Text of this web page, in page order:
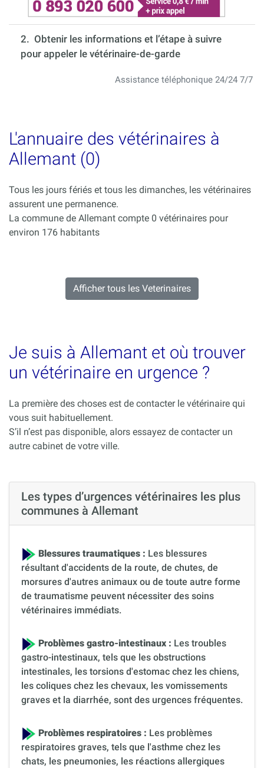
2. Obtenir les informations et l’étape à suivre
pour appeler le vétérinaire-de-garde
Assistance téléphonique 24/24 7/7
L'annuaire des vétérinaires à
Allemant (0)
Tous les jours fériés et tous les dimanches, les vétérinaires
assurent une permanence.
La commune de Allemant compte 0 vétérinaires pour
environ 176 habitants
Afficher tous les Veterinaires
Je suis à Allemant et où trouver
un vétérinaire en urgence ?
La première des choses est de contacter le vétérinaire qui
vous suit habituellement.
S’il n’est pas disponible, alors essayez de contacter un
autre cabinet de votre ville.
Les types d’urgences vétérinaires les plus
communes à Allemant
Blessures traumatiques : Les blessures
résultant d'accidents de la route, de chutes, de
morsures d'autres animaux ou de toute autre forme
de traumatisme peuvent nécessiter des soins
vétérinaires immédiats.
Problèmes gastro-intestinaux : Les troubles
gastro-intestinaux, tels que les obstructions
intestinales, les torsions d'estomac chez les chiens,
les coliques chez les chevaux, les vomissements
graves et la diarrhée, sont des urgences fréquentes.
Problèmes respiratoires : Les problèmes
respiratoires graves, tels que l'asthme chez les
chats, les pneumonies, les réactions allergiques